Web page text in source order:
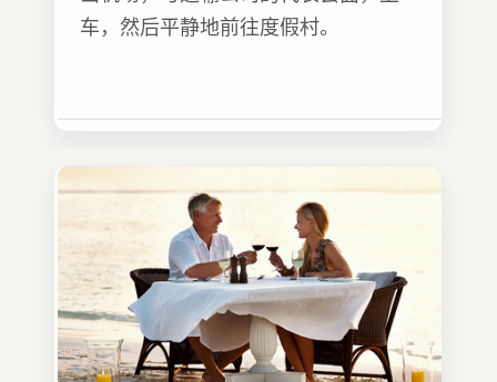
车，然后平静地前往度假村。